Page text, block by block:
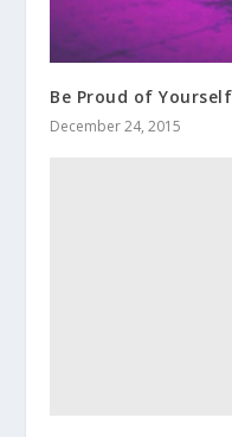
Be Proud of Yourself
December 24, 2015